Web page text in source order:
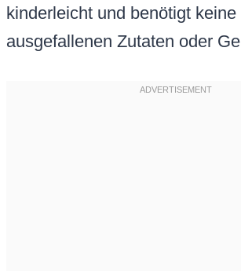
kinderleicht und benötigt keine
ausgefallenen Zutaten oder